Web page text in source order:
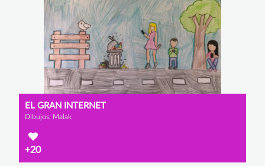
EL GRAN INTERNET
Dibujos, Malak
+20